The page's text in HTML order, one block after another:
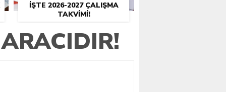
İŞTE 2026-2027 ÇALIŞMA
TAKVIMI!